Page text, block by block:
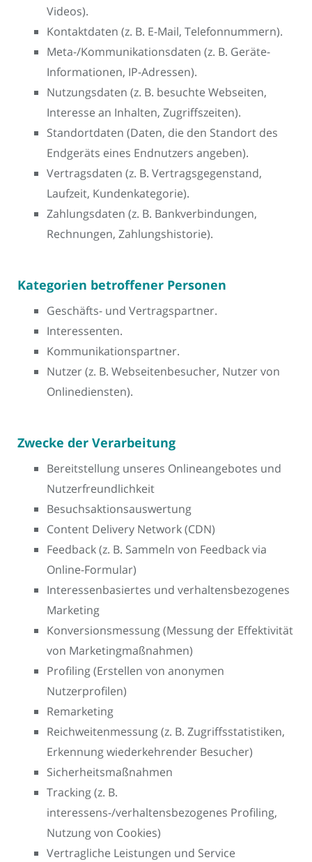
Videos).
Kontaktdaten (z. B. E-Mail, Telefonnummern).
Meta-/Kommunikationsdaten (z. B. Geräte-
Informationen, IP-Adressen).
Nutzungsdaten (z. B. besuchte Webseiten,
Interesse an Inhalten, Zugriffszeiten).
Standortdaten (Daten, die den Standort des
Endgeräts eines Endnutzers angeben).
Vertragsdaten (z. B. Vertragsgegenstand,
Laufzeit, Kundenkategorie).
Zahlungsdaten (z. B. Bankverbindungen,
Rechnungen, Zahlungshistorie).
Kategorien betroffener Personen
Geschäfts- und Vertragspartner.
Interessenten.
Kommunikationspartner.
Nutzer (z. B. Webseitenbesucher, Nutzer von
Onlinediensten).
Zwecke der Verarbeitung
Bereitstellung unseres Onlineangebotes und
Nutzerfreundlichkeit
Besuchsaktionsauswertung
Content Delivery Network (CDN)
Feedback (z. B. Sammeln von Feedback via
Online-Formular)
Interessenbasiertes und verhaltensbezogenes
Marketing
Konversionsmessung (Messung der Effektivität
von Marketingmaßnahmen)
Profiling (Erstellen von anonymen
Nutzerprofilen)
Remarketing
Reichweitenmessung (z. B. Zugriffsstatistiken,
Erkennung wiederkehrender Besucher)
Sicherheitsmaßnahmen
Tracking (z. B.
interessens-/verhaltensbezogenes Profiling,
Nutzung von Cookies)
Vertragliche Leistungen und Service